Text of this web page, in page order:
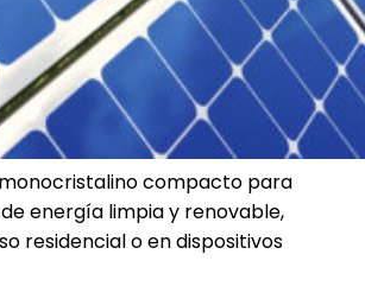
compacto para
energía limpia y renovable,
residencial o en dispositivos